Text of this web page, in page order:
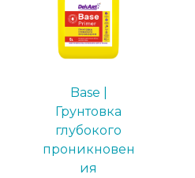
Base |
Грунтовка
глубокого
проникновен
ия